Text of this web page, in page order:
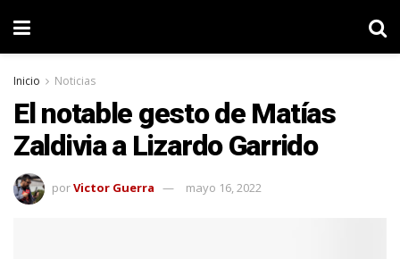
Inicio Noticias
El notable gesto de Matías
Zaldivia a Lizardo Garrido
porVictor Guerra mayo 16, 2022